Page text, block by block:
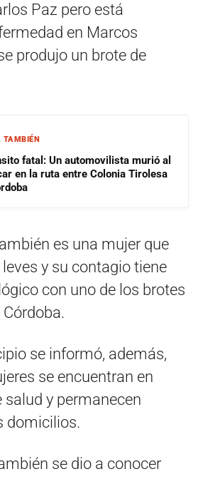
Paz pero está
en Marcos
produjo un brote de
TAMBIÉN
fatal: Un automovilista murió al
en la ruta entre Colonia Tirolesa
es una mujer que
y su contagio tiene
con uno de los brotes
se informó, además,
se encuentran en
salud y permanecen
domicilios.
se dio a conocer